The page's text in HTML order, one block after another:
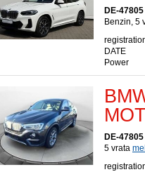
DE-
Benzin, 5
DATE
Power
DE-
5 vrata